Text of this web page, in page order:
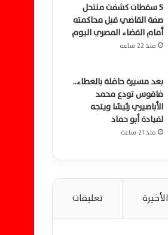
5 سقطات كشفت منتحل
صفة القاضي قبل محاكمته
أمام القضاء المصري اليوم
منذ 22 ساعة
بعد مسيرة حافلة بالعطاء..
فاقوس تودع محمد
الأباصيري رئيسًا ويتجه
لقيادة أبو حماد
منذ 21 ساعة
الأخيرة تعليقات